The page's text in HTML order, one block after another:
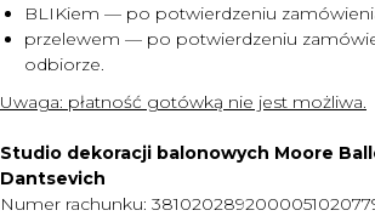
BLIKiem — po potwierdzeniu
przelewem — po potwierdzeniu
odbiorze.
Uwaga: płatność gotówką nie jest możliwa.
Studio dekoracji balonowych Moore
Dantsevich
Numer rachunku:
KONTAKT
O NAS
MENU